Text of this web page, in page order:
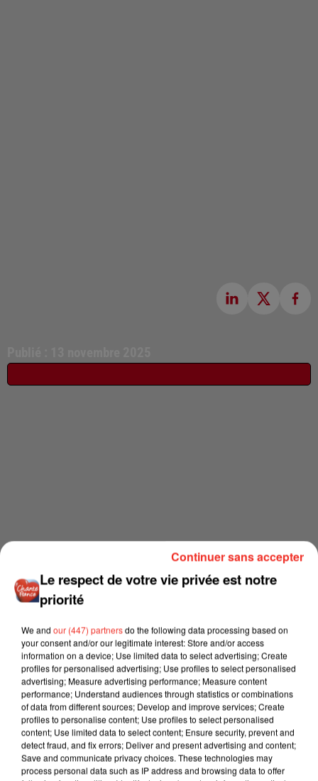
Le respect de votre vie privée est notre
priorité
We and our (447) partnersdo the following data processing based on
your consent and/or our legitimate interest: Store and/or access
information on a device; Use limited data to select advertising; Create
profiles for personalised advertising; Use profiles to select personalised
advertising; Measure advertising performance; Measure content
performance; Understand audiences through statistics or combinations
of data from different sources; Develop and improve services; Create
profiles to personalise content; Use profiles to select personalised
content; Use limited data to select content; Ensure security, prevent and
detect fraud, and fix errors; Deliver and present advertising and content;
Save and communicate privacy choices. These technologies may
process personal data such as IP address and browsing data to offer
Continuer sans accepter